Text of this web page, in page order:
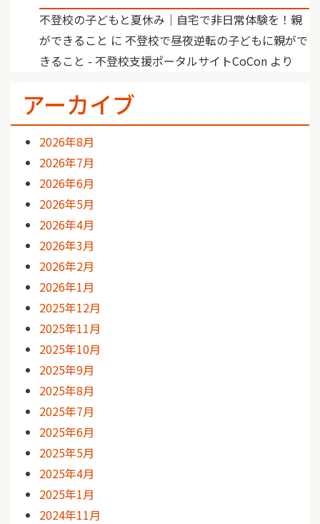
不登校の子どもと夏休み｜自宅で非日常体験を！親
ができること に 不登校で昼夜逆転の子どもに親がで
きること - 不登校支援ポータルサイトCoCon より
アーカイブ
2026年8月
2026年7月
2026年6月
2026年5月
2026年4月
2026年3月
2026年2月
2026年1月
2025年12月
2025年11月
2025年10月
2025年9月
2025年8月
2025年7月
2025年6月
2025年5月
2025年4月
2025年1月
2024年11月